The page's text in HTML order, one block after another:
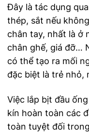
Đây là tác dụng
thép, sắt nếu
chân tay, nhất là ở
chân ghế, giá đỡ…
có thể tạo ra mối
đặc biệt là trẻ nhỏ,
Việc lắp bịt đầu
kín hoàn toàn các
toàn tuyệt đối